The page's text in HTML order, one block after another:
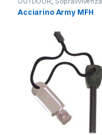
Acciarino Army MFH